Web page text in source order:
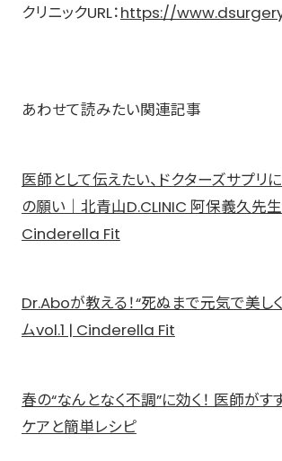
クリニックURL：https://
あわせて読みたい関連記事
医師として伝えたい、ドクターズサプリ
の願い｜北青山D.CLINIC 阿保義久先
Cinderella Fit
Dr.Aboが教える！“死ぬまで元気で美し
ムvol.1 | Cinderella Fit
春の“なんとなく不調”に効く！ 医師が
ケアと簡単レシピ